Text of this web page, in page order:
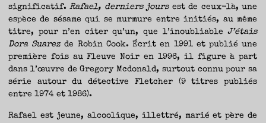
significatif.Rafael, derniers joursest de ceux-là, une
espèce de sésame qui se murmure entre initiés, au même
titre, pour n’en citer qu’un, que l’inoubliableJ’étais
Dora Suarez de Robin Cook. Écrit en 1991 et publié une
première fois au Fleuve Noir en 1996, il figure à part
dans l’œuvre de Gregory Mcdonald, surtout connu pour sa
série autour du détective Fletcher (9 titres publiés
entre 1974 et 1986).
Rafael est jeune, alcoolique, illettré, marié et père de